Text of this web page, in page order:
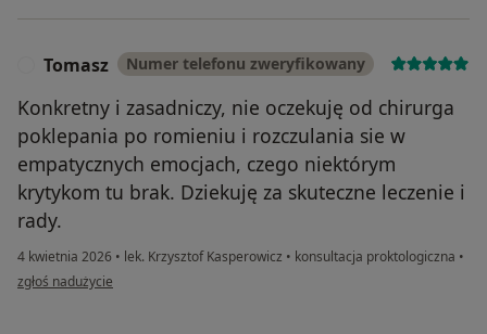
Tomasz Numer telefonu zweryfikowany
Konkretny i zasadniczy, nie oczekuję od chirurga
poklepania po romieniu i rozczulania sie w
empatycznych emocjach, czego niektórym
krytykom tu brak. Dziekuję za skuteczne leczenie i
rady.
4 kwietnia 2026 • lek. Krzysztof Kasperowicz • konsultacja proktologiczna •
w opinii użytkownika Tomasz
zgłoś nadużycie